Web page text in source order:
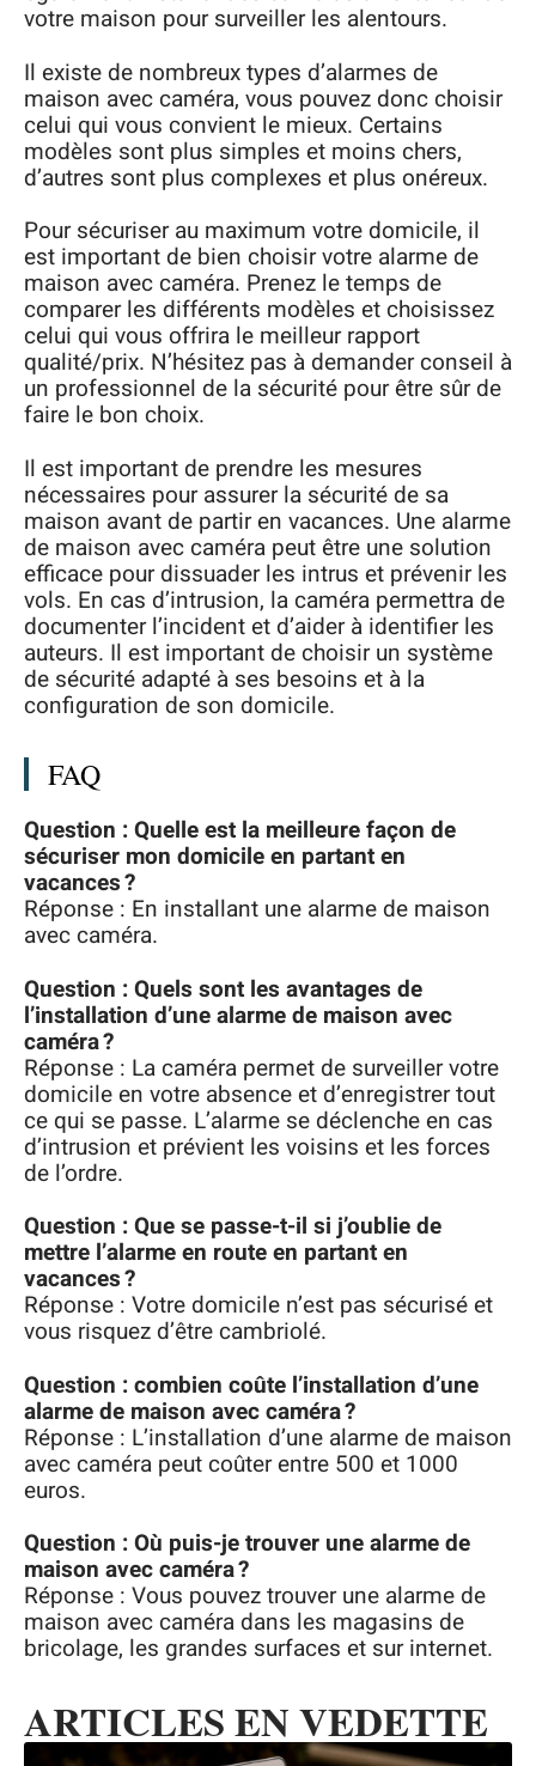
votre maison pour surveiller les alentours.
Il existe de nombreux types d’alarmes de
maison avec caméra, vous pouvez donc choisir
celui qui vous convient le mieux. Certains
modèles sont plus simples et moins chers,
d’autres sont plus complexes et plus onéreux.
Pour sécuriser au maximum votre domicile, il
est important de bien choisir votre alarme de
maison avec caméra. Prenez le temps de
comparer les différents modèles et choisissez
celui qui vous offrira le meilleur rapport
qualité/prix. N’hésitez pas à demander conseil à
un professionnel de la sécurité pour être sûr de
faire le bon choix.
Il est important de prendre les mesures
nécessaires pour assurer la sécurité de sa
maison avant de partir en vacances. Une alarme
de maison avec caméra peut être une solution
efficace pour dissuader les intrus et prévenir les
vols. En cas d’intrusion, la caméra permettra de
documenter l’incident et d’aider à identifier les
auteurs. Il est important de choisir un système
de sécurité adapté à ses besoins et à la
configuration de son domicile.
FAQ
Question : Quelle est la meilleure façon de
sécuriser mon domicile en partant en
vacances ?
Réponse : En installant une alarme de maison
avec caméra.
Question : Quels sont les avantages de
l’installation d’une alarme de maison avec
caméra ?
Réponse : La caméra permet de surveiller votre
domicile en votre absence et d’enregistrer tout
ce qui se passe. L’alarme se déclenche en cas
d’intrusion et prévient les voisins et les forces
de l’ordre.
Question : Que se passe-t-il si j’oublie de
mettre l’alarme en route en partant en
vacances ?
Réponse : Votre domicile n’est pas sécurisé et
vous risquez d’être cambriolé.
Question : combien coûte l’installation d’une
alarme de maison avec caméra ?
Réponse : L’installation d’une alarme de maison
avec caméra peut coûter entre 500 et 1000
euros.
Question : Où puis-je trouver une alarme de
maison avec caméra ?
Réponse : Vous pouvez trouver une alarme de
maison avec caméra dans les magasins de
bricolage, les grandes surfaces et sur internet.
ARTICLES EN VEDETTE